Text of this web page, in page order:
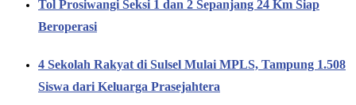
Tol Prosiwangi Seksi 1 dan 2 Sepanjang 24 Km Siap
Beroperasi
4 Sekolah Rakyat di Sulsel Mulai MPLS, Tampung 1.508
Siswa dari Keluarga Prasejahtera